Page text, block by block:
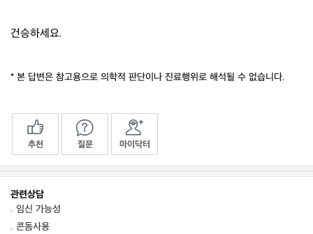
건승하세요.
* 본 답변은 참고용으로 의학적 판단이나 진료행위로 해석될 수 없습니다.
추천 질문 마이닥터
관련상담
임신 가능성
콘돔사용